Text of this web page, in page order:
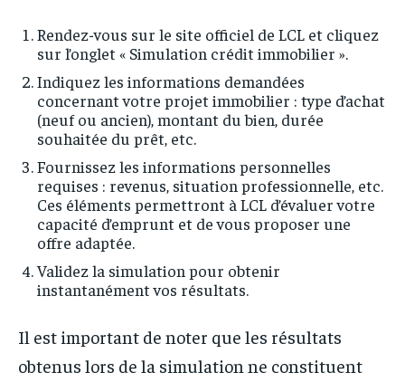
Rendez-vous sur le site officiel de LCL et cliquez
sur l’onglet « Simulation crédit immobilier ».
Indiquez les informations demandées
concernant votre projet immobilier : type d’achat
(neuf ou ancien), montant du bien, durée
souhaitée du prêt, etc.
Fournissez les informations personnelles
requises : revenus, situation professionnelle, etc.
Ces éléments permettront à LCL d’évaluer votre
capacité d’emprunt et de vous proposer une
offre adaptée.
Validez la simulation pour obtenir
instantanément vos résultats.
Il est important de noter que les résultats
obtenus lors de la simulation ne constituent